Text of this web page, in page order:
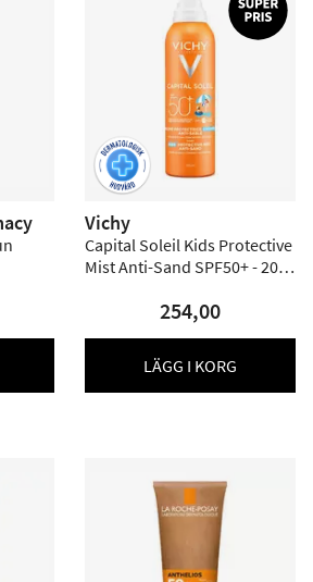
Vichy
Capital Soleil Kids Protective
Mist Anti-Sand SPF50+ - 200
254,00
LÄGG I KORG